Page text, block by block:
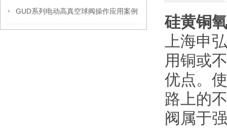
GUD系列电动高真空球阀操作应用案例
硅黄铜
上海申
用铜或
优点。
路上的
阀属于